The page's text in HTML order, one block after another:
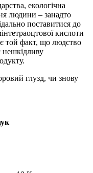
екологічна
людини – занадто
поставитися до
кислоти
той факт, що людство
нешкідливу
глузд, чи знову